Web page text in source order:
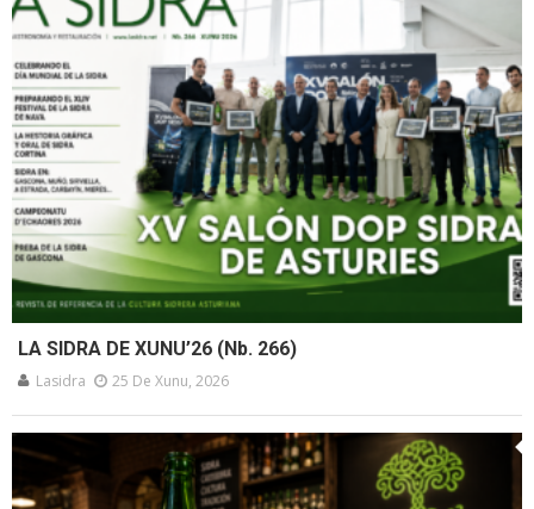
LA SIDRA DE XUNU’26 (Nb. 266)
Lasidra 25 De Xunu, 2026